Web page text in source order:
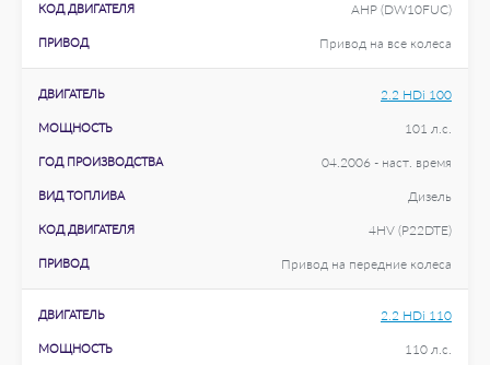
КОД ДВИГАТЕЛЯ AHP (DW10FUC)
ПРИВОД Привод на все колеса
ДВИГАТЕЛЬ 2.2 HDi 100
МОЩНОСТЬ 101 л.с.
ГОД ПРОИЗВОДСТВА 04.2006 - наст. время
ВИД ТОПЛИВА Дизель
КОД ДВИГАТЕЛЯ 4HV (P22DTE)
ПРИВОД Привод на передние колеса
ДВИГАТЕЛЬ 2.2 HDi 110
МОЩНОСТЬ 110 л.с.